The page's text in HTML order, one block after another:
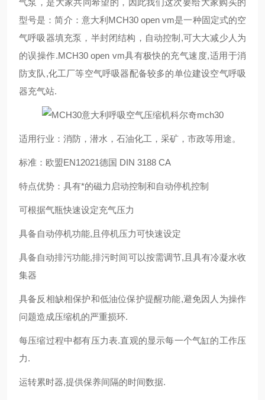
气泵，是大家共同希望的，因此我们这次要给大家购买的
型号是：简介：意大利MCH30 open vm是一种固定式的空
气呼吸器填充泵，半封闭结构，自动控制,可大大减少人为
的误操作.MCH30 open vm具有极快的充气速度,适用于消
防支队,化工厂等空气呼吸器配备较多的单位建设空气呼吸
器充气站.
适用行业：消防，潜水，石油化工，采矿，市政等用途。
标准：欧盟EN12021德国 DIN 3188 CA
特点优势：具有*的磁力启动控制和自动停机控制
可根据气瓶快速设定充气压力
具备自动停机功能,且停机压力可快速设定
具备自动排污功能,排污时间可以按需调节,且具有冷凝水收
集器
具备反相缺相保护和低油位保护提醒功能,避免因人为操作
问题造成压缩机的严重损环.
每压缩过程中都有压力表.直观的显示每一个气缸的工作压
力.
运转累时器,提供保养间隔的时间数据.